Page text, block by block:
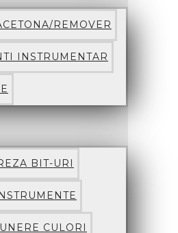
REMOVER
INSTRUMENTAR
BIT-URI
CULORI